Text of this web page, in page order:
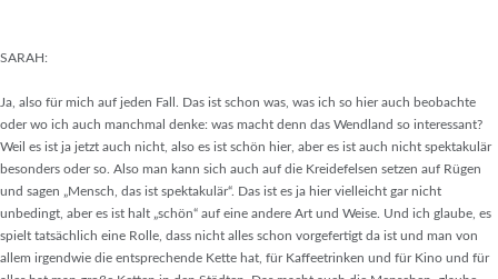
SARAH:
Ja, also für mich auf jeden Fall. Das ist schon was, was ich so hier auch beobachte
oder wo ich auch manchmal denke: was macht denn das Wendland so interessant?
Weil es ist ja jetzt auch nicht, also es ist schön hier, aber es ist auch nicht spektakulär
besonders oder so. Also man kann sich auch auf die Kreidefelsen setzen auf Rügen
und sagen „Mensch, das ist spektakulär“. Das ist es ja hier vielleicht gar nicht
unbedingt, aber es ist halt „schön“ auf eine andere Art und Weise. Und ich glaube, es
spielt tatsächlich eine Rolle, dass nicht alles schon vorgefertigt da ist und man von
allem irgendwie die entsprechende Kette hat, für Kaffeetrinken und für Kino und für